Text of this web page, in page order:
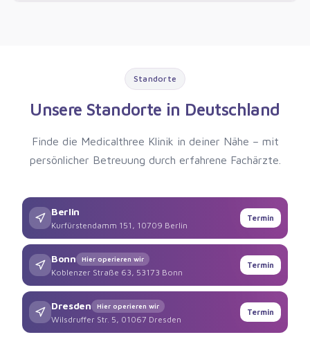
Standorte
Unsere Standorte in Deutschland
Finde die Medicalthree Klinik in deiner Nähe – mit
persönlicher Betreuung durch erfahrene Fachärzte.
Berlin
Kurfürstendamm 151, 10709 Berlin
Termin
Bonn Hier operieren wir
Koblenzer Straße 63, 53173 Bonn
Termin
Dresden Hier operieren wir
Wilsdruffer Str. 5, 01067 Dresden
Termin